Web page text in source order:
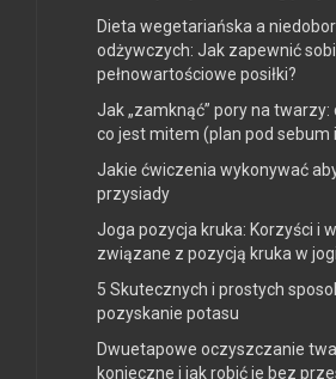
Dieta wegetariańska a
odżywczych: Jak zapewnić
pełnowartościowe posiłki?
Jak „zamknąć” pory na twarzy:
co jest mitem (plan pod sebum
Jakie ćwiczenia wykonywać
przysiady
Joga pozycja kruka: Korzyści i
związane z pozycją kruka w jogi
5 Skutecznych i prostych
pozyskanie potasu
Dwuetapowe oczyszczanie
konieczne i jak robić je bez